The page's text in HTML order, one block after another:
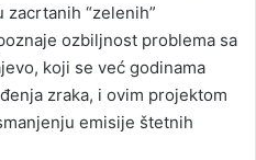
zacrtanih “zelenih”
ozbiljnost problema sa
koji se već godinama
zraka, i ovim projektom
emisije štetnih